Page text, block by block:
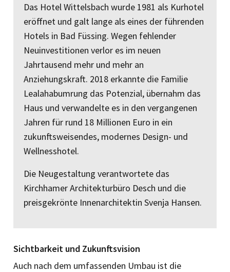
Das Hotel Wittelsbach wurde 1981 als Kurhotel
eröffnet und galt lange als eines der führenden
Hotels in Bad Füssing. Wegen fehlender
Neuinvestitionen verlor es im neuen
Jahrtausend mehr und mehr an
Anziehungskraft. 2018 erkannte die Familie
Lealahabumrung das Potenzial, übernahm das
Haus und verwandelte es in den vergangenen
Jahren für rund 18 Millionen Euro in ein
zukunftsweisendes, modernes Design- und
Wellnesshotel.
Die Neugestaltung verantwortete das
Kirchhamer Architekturbüro Desch und die
preisgekrönte Innenarchitektin Svenja Hansen.
Sichtbarkeit und Zukunftsvision
Auch nach dem umfassenden Umbau ist die